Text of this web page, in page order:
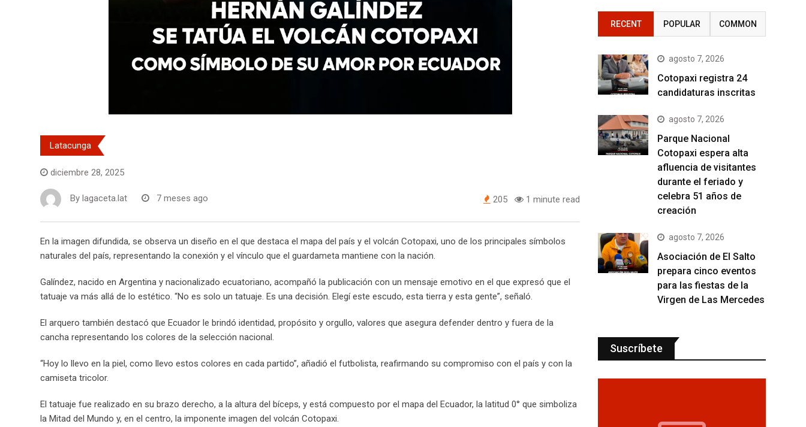
Latacunga
diciembre 28, 2025
By lagaceta.lat 7 meses ago 205 1 minute read
En la imagen difundida, se observa un diseño en el que destaca el mapa del país y el volcán Cotopaxi, uno de los principales símbolos
naturales del país, representando la conexión y el vínculo que el guardameta mantiene con la nación.
Galíndez, nacido en Argentina y nacionalizado ecuatoriano, acompañó la publicación con un mensaje emotivo en el que expresó que el
tatuaje va más allá de lo estético. “No es solo un tatuaje. Es una decisión. Elegí este escudo, esta tierra y esta gente”, señaló.
El arquero también destacó que Ecuador le brindó identidad, propósito y orgullo, valores que asegura defender dentro y fuera de la
cancha representando los colores de la selección nacional.
“Hoy lo llevo en la piel, como llevo estos colores en cada partido”, añadió el futbolista, reafirmando su compromiso con el país y con la
camiseta tricolor.
El tatuaje fue realizado en su brazo derecho, a la altura del bíceps, y está compuesto por el mapa del Ecuador, la latitud 0° que simboliza
la Mitad del Mundo y, en el centro, la imponente imagen del volcán Cotopaxi.
RECENT POPULAR COMMON
agosto 7, 2026
Cotopaxi registra 24
candidaturas inscritas
agosto 7, 2026
Parque Nacional
Cotopaxi espera alta
afluencia de visitantes
durante el feriado y
celebra 51 años de
creación
agosto 7, 2026
Asociación de El Salto
prepara cinco eventos
para las fiestas de la
Virgen de Las Mercedes
Suscríbete